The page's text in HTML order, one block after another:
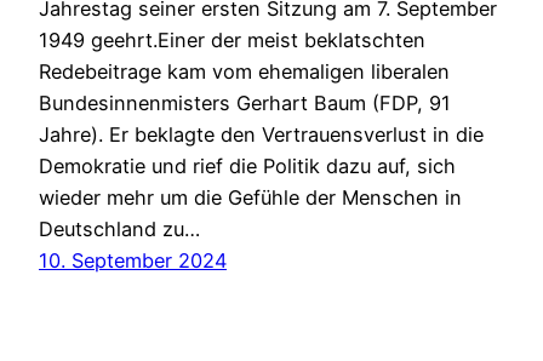
Jahrestag seiner ersten Sitzung am 7. September
1949 geehrt.Einer der meist beklatschten
Redebeitrage kam vom ehemaligen liberalen
Bundesinnenmisters Gerhart Baum (FDP, 91
Jahre). Er beklagte den Vertrauensverlust in die
Demokratie und rief die Politik dazu auf, sich
wieder mehr um die Gefühle der Menschen in
Deutschland zu…
10. September 2024